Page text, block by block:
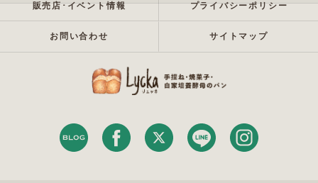
販売店･イベント情報 プライバシーポリシー
お問い合わせ サイトマップ